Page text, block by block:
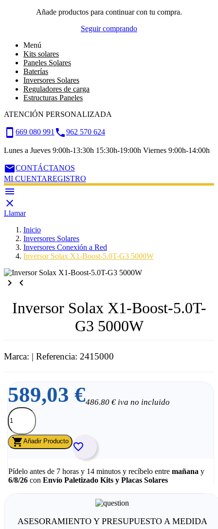
Añade productos para continuar con tu compra.
Seguir comprando
Menú
Kits solares
Paneles Solares
Baterías
Inversores Solares
Reguladores de carga
Estructuras Paneles
ATENCIÓN PERSONALIZADA
smartphone 669 080 991 call962 570 624
Lunes a Jueves 9:00h-13:30h 15:30h-19:00h Viernes 9:00h-14:00h
emailCONTÁCTANOS
MI CUENTAREGISTRO


Llamar
Inicio
Inversores Solares
Inversores Conexión a Red
Inversor Solax X1-Boost-5.0T-G3 5000W
keyboard_arrow_right keyboard_arrow_left
Inversor Solax X1-Boost-5.0T-
G3 5000W
Marca: | Referencia: 2415000
589,03 €486.80 € iva no incluido
 Añadir Producto 
Pídelo antes de 7 horas y 14 minutos y recíbelo entre mañana y
6/8/26 con Envío Paletizado Kits y Placas Solares
ASESORAMIENTO Y PRESUPUESTO A MEDIDA